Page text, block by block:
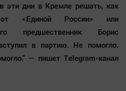
эти дни в Кремле решать, как
«Единой России» или
предшественник Борис
в партию. Не помогло.
— пишет Telegram-канал